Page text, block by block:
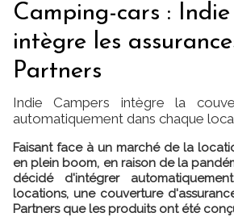
Camping-cars :
intègre les
Partners
Indie Campers intègre la
automatiquement dans chaque
Faisant face à un marché de la
en plein boom, en raison de la
décidé d'intégrer
locations, une couverture
Partners que les produits ont été